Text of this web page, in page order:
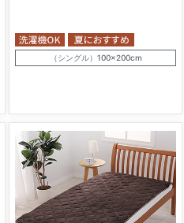
（シングル）100×200cm